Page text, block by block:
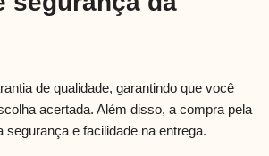
de qualidade, garantindo que você
acertada. Além disso, a compra pela
segurança e facilidade na entrega.